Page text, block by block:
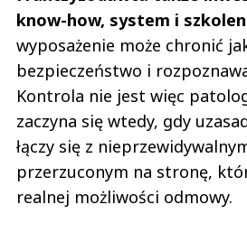
know-how, system i
wyposażenie może chronić
bezpieczeństwo i
Kontrola nie jest więc
zaczyna się wtedy, gdy
łączy się z
przerzuconym na stronę,
realnej możliwości odmowy.